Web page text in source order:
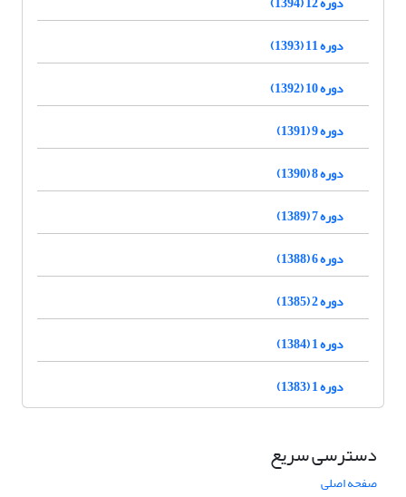
دوره 11 (1393)
دوره 10 (1392)
دوره 9 (1391)
دوره 8 (1390)
دوره 7 (1389)
دوره 6 (1388)
دوره 2 (1385)
دوره 1 (1384)
دوره 1 (1383)
دسترسی سریع
صفحه اصلی